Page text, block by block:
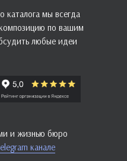
каталога мы всегда
по вашим
любые идеи
и жизнью бюро
канале